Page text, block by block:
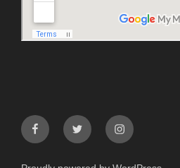
facebooktwitter instagram